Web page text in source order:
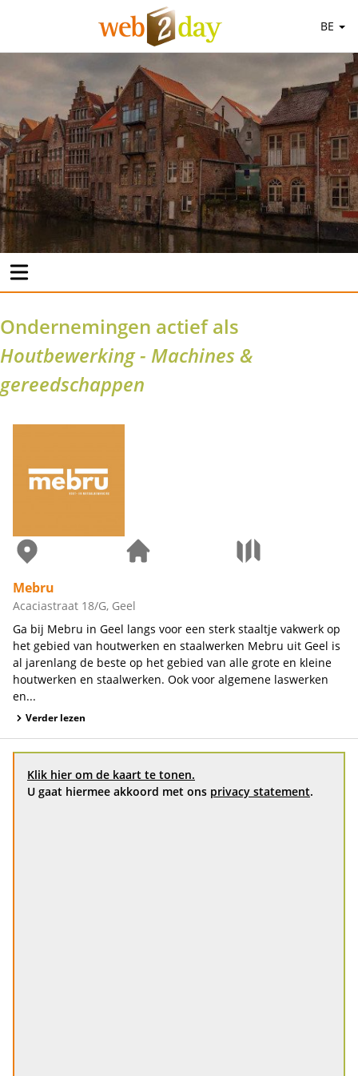
BE
Ondernemingen actief als
Houtbewerking - Machines &
gereedschappen
Mebru
Acaciastraat 18/G, Geel
Ga bij Mebru in Geel langs voor een sterk staaltje vakwerk op
het gebied van houtwerken en staalwerken Mebru uit Geel is
al jarenlang de beste op het gebied van alle grote en kleine
houtwerken en staalwerken. Ook voor algemene laswerken
en...
Verder lezen
Klik hier om de kaart te tonen.
U gaat hiermee akkoord met ons privacy statement.